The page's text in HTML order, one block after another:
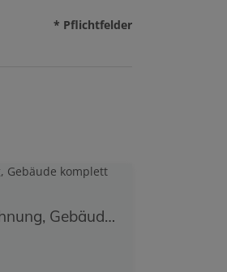
* Pflichtfelder
Helle 2-Zimmer Wohnung, Gebäude komplett saniert, ruhige Lage